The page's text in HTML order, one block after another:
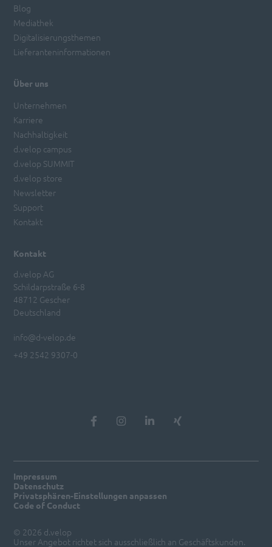
Kontakt
d.velop AG
Schildarpstraße 6-8
48712 Gescher
Deutschland
info@d-velop.de
+49 2542 9307-0
Blog
Mediathek
Digitalisierungsthemen
Lieferanteninformationen
Über uns
Unternehmen
Karriere
Nachhaltigkeit
d.velop campus
d.velop SUMMIT
d.velop store
Newsletter
Support
Kontakt
Impressum
Datenschutz
Privatsphären-Einstellungen anpassen
Code of Conduct
© 2026 d.velop
Unser Angebot richtet sich ausschließlich an Geschäftskunden.